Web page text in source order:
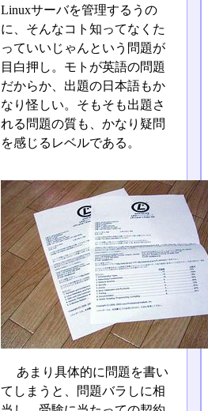
Linuxサーバを管理するうの
に、そんなコト知ってなくた
っていいじゃんという問題が
目白押し。モトが英語の問題
だからか、出題の日本語もか
なり怪しい。そもそも出題さ
れる問題の質も、かなり疑問
を感じるレベルである。
あまり具体的に問題を書い
てしまうと、問題バラしに相